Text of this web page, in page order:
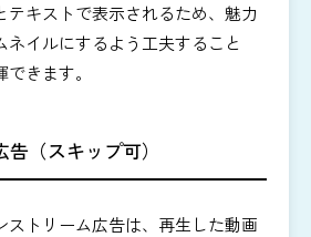
テキストで表示されるため、魅力
ネイルにするよう工夫すること
きます。
（スキップ可）
ストリーム広告は、再生した動画